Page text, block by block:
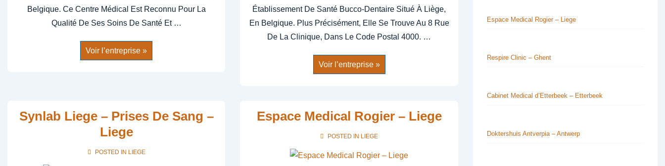
Belgique. Ce Centre Médical Est Reconnu Pour La
Qualité De Ses Soins De Santé Et …
Centre
Medical
Chc
Voir l’entreprise »
Établissement De Santé Bucco-Dentaire Situé À Liège,
En Belgique. Plus Précisément, Elle Se Trouve Au 8 Rue
De La Clinique, Dans Le Code Postal 4000. …
Clinique
Dentaire
Saint-
–
Voir l’entreprise »
Synlab Liege – Prises De Sang –
Liege
POSTED IN LIEGE
Espace Medical Rogier – Liege
POSTED IN LIEGE
Espace Medical Rogier – Liege
Respire Clinic – Ghent
Cabinet Medical d’Etterbeek – Etterbeek
Doktershuis Antverpia – Antwerp